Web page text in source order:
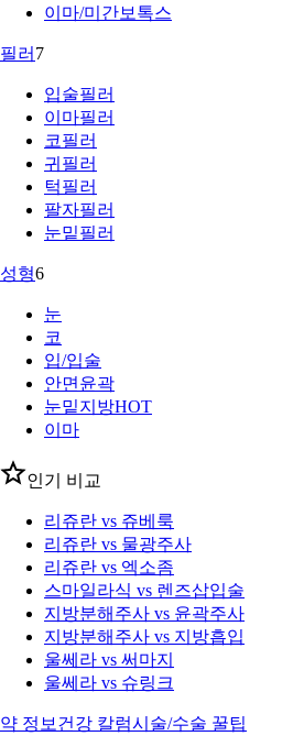
이마/미간보톡스
필러 7
입술필러
이마필러
코필러
귀필러
턱필러
팔자필러
눈밑필러
성형6
눈
코
입/입술
안면윤곽
눈밑지방HOT
이마
인기 비교
리쥬란 vs 쥬베룩
리쥬란 vs 물광주사
리쥬란 vs 엑소좀
스마일라식 vs 렌즈삽입술
지방분해주사 vs 윤곽주사
지방분해주사 vs 지방흡입
울쎄라 vs 써마지
울쎄라 vs 슈링크
약 정보 건강 칼럼시술/수술 꿀팁